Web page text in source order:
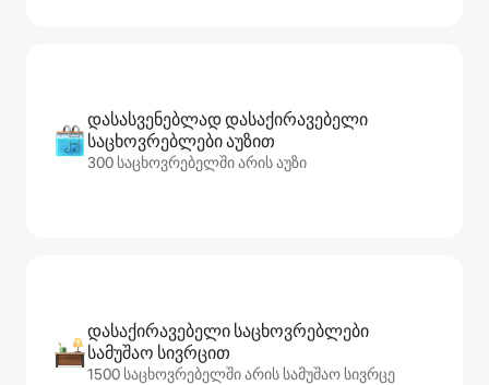
დასასვენებლად დასაქირავებელი
საცხოვრებლები აუზით
300 საცხოვრებელში არის აუზი
დასაქირავებელი საცხოვრებლები
სამუშაო სივრცით
1500 საცხოვრებელში არის სამუშაო სივრცე